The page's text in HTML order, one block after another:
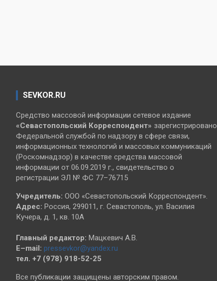
SEVKOR.RU
Средство массовой информации сетевое издание
«Севастопольский Корреспондент» зарегистрировано
Федеральной службой по надзору в сфере связи,
информационных технологий и массовых коммуникаций
(Роскомнадзор) в качестве средства массовой
информации от 06.09.2019 г., свидетельство о
регистрации ЭЛ № ФС 77–76715
Учредитель: ООО «Севастопольский Корреспондент».
Адрес: Россия, 299011, г. Севастополь, ул. Василия
Кучера, д. 1, кв. 10А
Главный редактор: Мацкевич А.В.
E–mail: pressevkor@yandex.ru
тел. +7 (978) 918-52-25
Все публикации защищены авторским правом.